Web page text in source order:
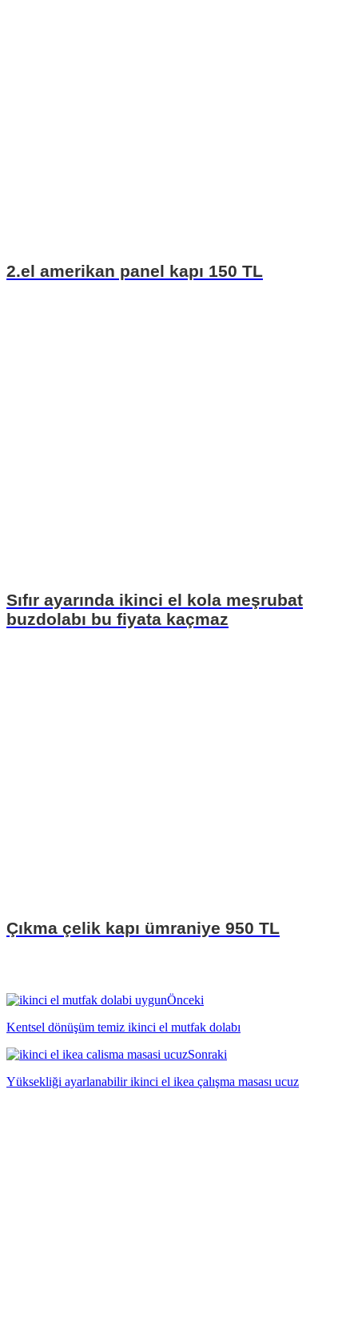
2.el amerikan panel kapı 150 TL
Sıfır ayarında ikinci el kola meşrubat
buzdolabı bu fiyata kaçmaz
Çıkma çelik kapı ümraniye 950 TL
Önceki
Kentsel dönüşüm temiz ikinci el mutfak dolabı
Sonraki
Yüksekliği ayarlanabilir ikinci el ikea çalışma masası ucuz